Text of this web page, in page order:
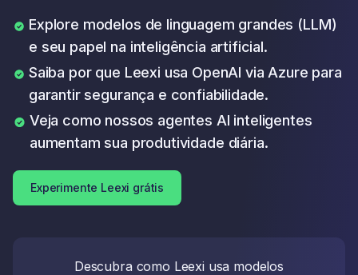
Explore modelos de linguagem grandes (LLM)
e seu papel na inteligência artificial.
Saiba por que Leexi usa OpenAI via Azure para
garantir segurança e confiabilidade.
Veja como nossos agentes AI inteligentes
aumentam sua produtividade diária.
Experimente Leexi grátis
Descubra como Leexi usa modelos